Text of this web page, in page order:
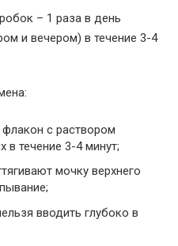
– 1 раза в день
и вечером) в течение 3-4
с раствором
в течение 3-4 минут;
мочку верхнего
вводить глубоко в